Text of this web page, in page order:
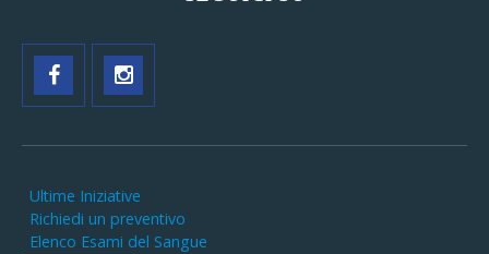
Ultime Iniziative
Richiedi un preventivo
Elenco Esami del Sangue